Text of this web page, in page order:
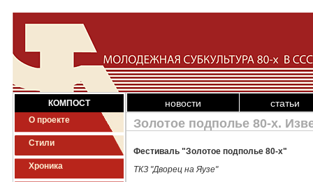
КОМПОСТ
О проекте
Стили
Хроника
новости статьи
Золотое подполье 80-х.
Фестиваль "Золотое подполье 80-х"
ТКЗ "Дворец на Яузе"